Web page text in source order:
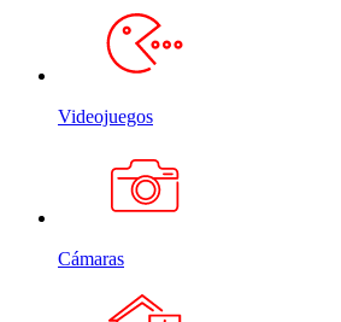
Videojuegos
Cámaras